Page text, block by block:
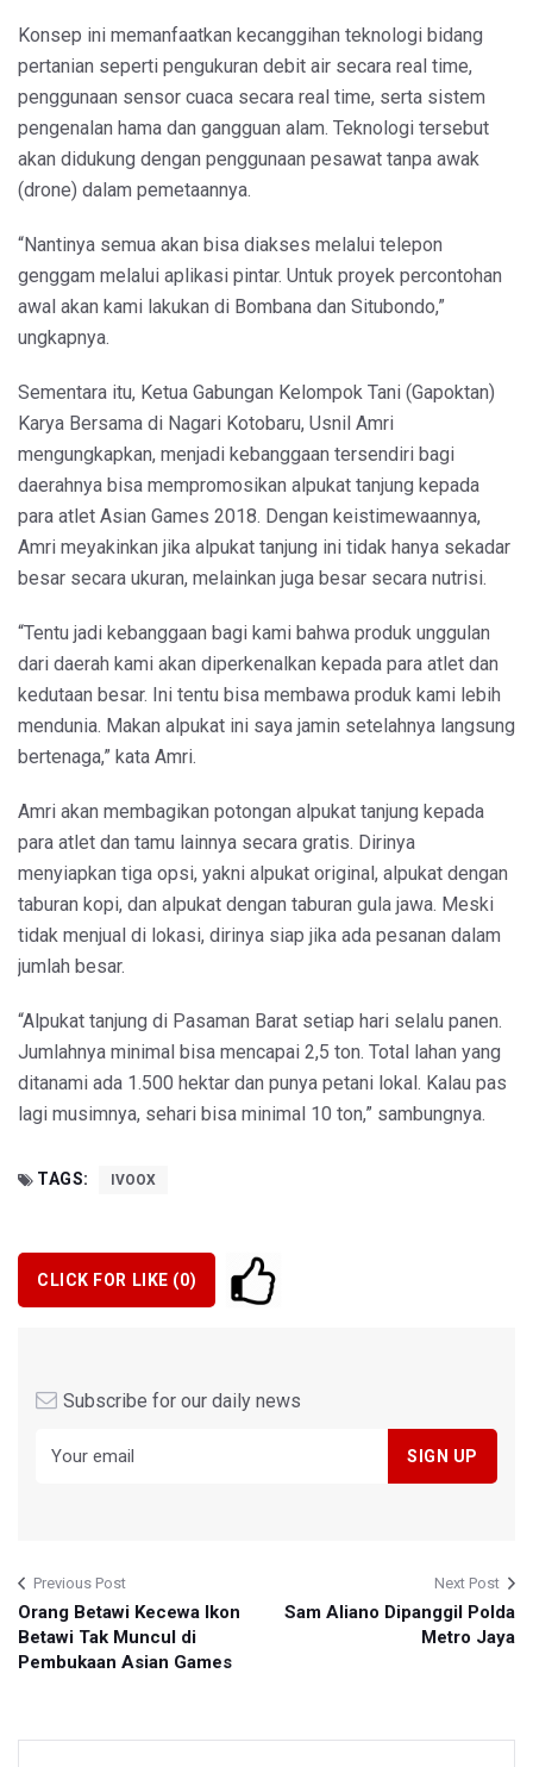
Konsep ini memanfaatkan kecanggihan teknologi bidang
pertanian seperti pengukuran debit air secara real time,
penggunaan sensor cuaca secara real time, serta sistem
pengenalan hama dan gangguan alam. Teknologi tersebut
akan didukung dengan penggunaan pesawat tanpa awak
(drone) dalam pemetaannya.
“Nantinya semua akan bisa diakses melalui telepon
genggam melalui aplikasi pintar. Untuk proyek percontohan
awal akan kami lakukan di Bombana dan Situbondo,”
ungkapnya.
Sementara itu, Ketua Gabungan Kelompok Tani (Gapoktan)
Karya Bersama di Nagari Kotobaru, Usnil Amri
mengungkapkan, menjadi kebanggaan tersendiri bagi
daerahnya bisa mempromosikan alpukat tanjung kepada
para atlet Asian Games 2018. Dengan keistimewaannya,
Amri meyakinkan jika alpukat tanjung ini tidak hanya sekadar
besar secara ukuran, melainkan juga besar secara nutrisi.
“Tentu jadi kebanggaan bagi kami bahwa produk unggulan
dari daerah kami akan diperkenalkan kepada para atlet dan
kedutaan besar. Ini tentu bisa membawa produk kami lebih
mendunia. Makan alpukat ini saya jamin setelahnya langsung
bertenaga,” kata Amri.
Amri akan membagikan potongan alpukat tanjung kepada
para atlet dan tamu lainnya secara gratis. Dirinya
menyiapkan tiga opsi, yakni alpukat original, alpukat dengan
taburan kopi, dan alpukat dengan taburan gula jawa. Meski
tidak menjual di lokasi, dirinya siap jika ada pesanan dalam
jumlah besar.
“Alpukat tanjung di Pasaman Barat setiap hari selalu panen.
Jumlahnya minimal bisa mencapai 2,5 ton. Total lahan yang
ditanami ada 1.500 hektar dan punya petani lokal. Kalau pas
lagi musimnya, sehari bisa minimal 10 ton,” sambungnya.
TAGS: IVOOX
CLICK FOR LIKE (0)
Subscribe for our daily news
Previous Post
Orang Betawi Kecewa Ikon
Betawi Tak Muncul di
Pembukaan Asian Games
Next Post
Sam Aliano Dipanggil Polda
Metro Jaya